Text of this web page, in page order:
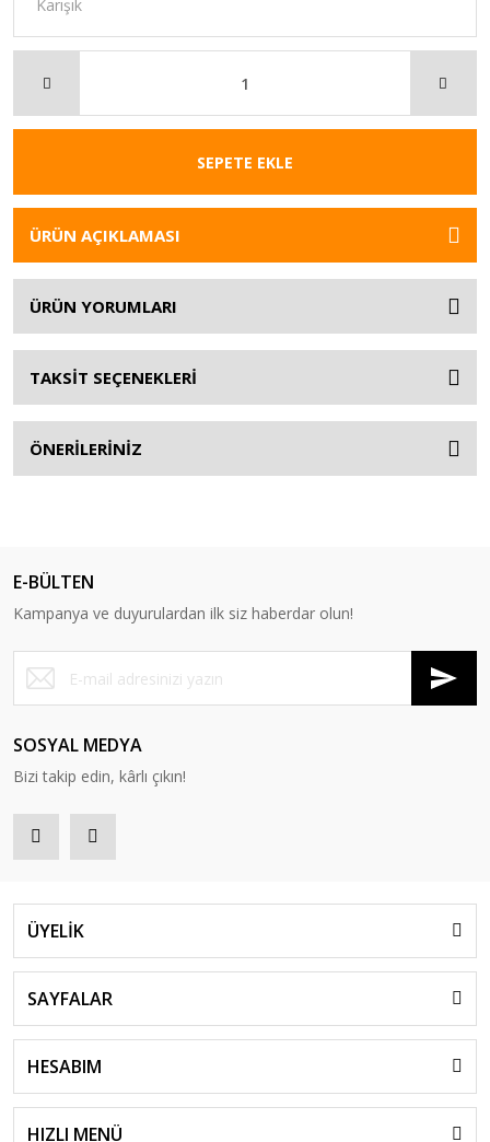
SEPETE EKLE
ÜRÜN AÇIKLAMASI
ÜRÜN YORUMLARI
TAKSİT SEÇENEKLERİ
ÖNERİLERİNİZ
E-BÜLTEN
Kampanya ve duyurulardan ilk siz haberdar olun!
SOSYAL MEDYA
Bizi takip edin, kârlı çıkın!
ÜYELİK
SAYFALAR
HESABIM
HIZLI MENÜ